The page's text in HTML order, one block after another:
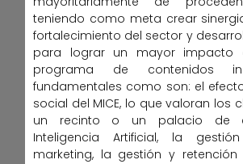
teniendo como meta crear
fortalecimiento del sector y
para lograr un mayor impacto
programa de contenidos
fundamentales como son: el
social del MICE, lo que valoran los
un recinto o un palacio de
Inteligencia Artificial, la
marketing, la gestión y